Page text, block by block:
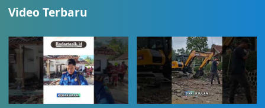
Video Terbaru